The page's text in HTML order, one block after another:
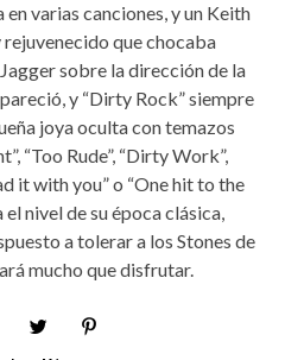
varias canciones, y un Keith
que chocaba
sobre la dirección de la
y “Dirty Rock” siempre
joya oculta con temazos
“Too Rude”, “Dirty Work”,
it with you” o “One hit to the
el nivel de su época clásica,
a tolerar a los Stones de
mucho que disfrutar.